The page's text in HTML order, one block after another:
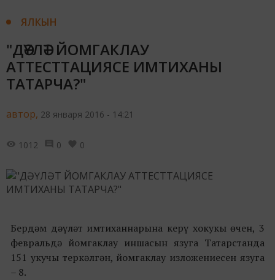
ЯЛКЫН
"ДӘҮЛӘТ ЙОМГАКЛАУ
АТТЕСТТАЦИЯСЕ ИМТИХАНЫ
ТАТАРЧА?"
автор, 28 января 2016 - 14:21
1012 0 0
Бердәм дәүләт имтиханнарына керү хокукы өчен, 3
февральдә йомгаклау иншасын язуга Татарстанда
151 укучы теркәлгән, йомгаклау изложениесен язуга
– 8.